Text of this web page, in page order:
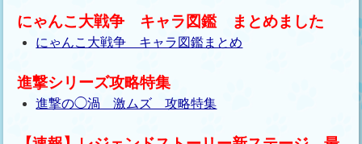
にゃんこ大戦争 キャラ図鑑 まとめました
にゃんこ大戦争 キャラ図鑑まとめ
進撃シリーズ攻略特集
進撃の◯渦 激ムズ 攻略特集